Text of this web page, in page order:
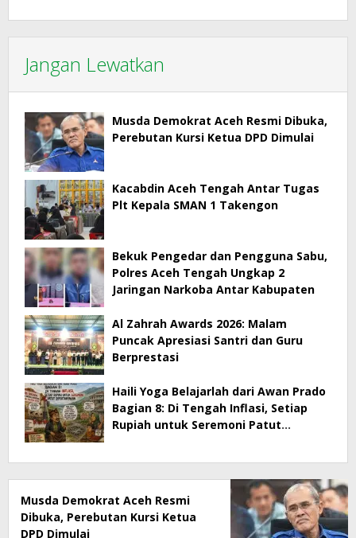
Jangan Lewatkan
Musda Demokrat Aceh Resmi Dibuka,
Perebutan Kursi Ketua DPD Dimulai
Kacabdin Aceh Tengah Antar Tugas
Plt Kepala SMAN 1 Takengon
Bekuk Pengedar dan Pengguna Sabu,
Polres Aceh Tengah Ungkap 2
Jaringan Narkoba Antar Kabupaten
Al Zahrah Awards 2026: Malam
Puncak Apresiasi Santri dan Guru
Berprestasi
Haili Yoga Belajarlah dari Awan Prado
Bagian 8: Di Tengah Inflasi, Setiap
Rupiah untuk Seremoni Patut
Musda Demokrat Aceh Resmi
Dibuka, Perebutan Kursi Ketua
DPD Dimulai